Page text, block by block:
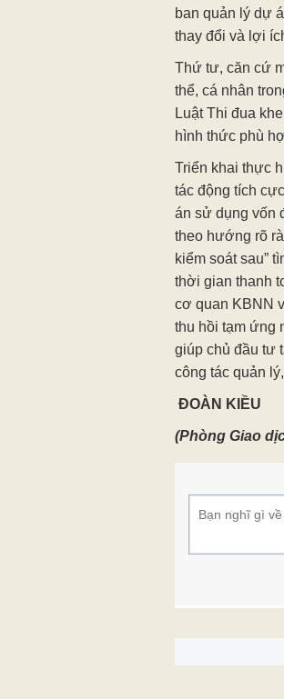
ban quản lý dự
thay đổi và lợi
Thứ tư, căn cứ
thể, cá nhân
Luật Thi đua
hình thức phù
Triển khai thực
tác động tích
án sử dụng vốn
theo hướng rõ
kiểm soát sau”
thời gian thanh
cơ quan KBNN
thu hồi tạm ứng
giúp chủ đầu tư
công tác quản
ĐOÀN KIỀU
(Phòng Giao